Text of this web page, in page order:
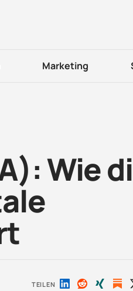
Marketing
Wie
TEILEN Auf Auf Auf